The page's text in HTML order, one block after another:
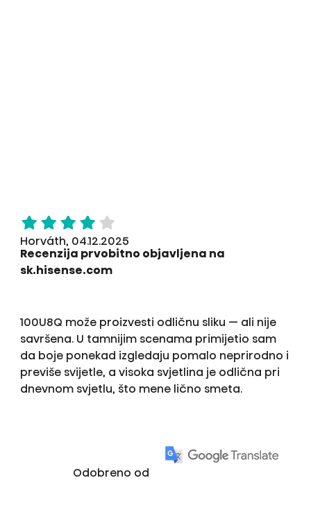
Horváth, 04.12.2025
Recenzija prvobitno objavljena na
sk.hisense.com
100U8Q može proizvesti odličnu sliku — ali nije
savršena. U tamnijim scenama primijetio sam
da boje ponekad izgledaju pomalo neprirodno i
previše svijetle, a visoka svjetlina je odlična pri
dnevnom svjetlu, što mene lično smeta.
Odobreno od